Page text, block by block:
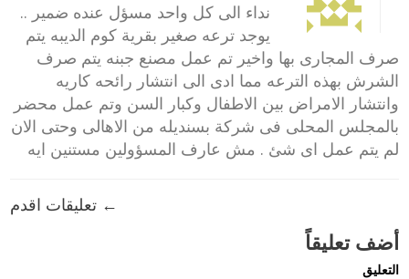
نداء الى كل واحد مسؤل عنده ضمير ..
يوجد ترعه صغير بقرية كوم الديبه يتم
صرف المجارى بها واخير تم عمل مصنع جبنه يتم صرف
الشرش بهذه الترعه مما ادى الى انتشار رائحه كاريه
وانتشار الامراض بين الاطفال وكبار السن وتم عمل محضر
بالمجلس المحلى فى شركة بسنديله من الاهالى وحتى الان
لم يتم عمل اى شئ . مش عارف المسؤولين مستنين ايه
← تعليقات اقدم
أضف تعليقاً
التعليق